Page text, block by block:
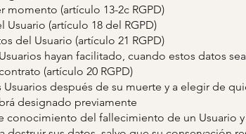
(artículo 13-2c RGPD)
(artículo 18 del RGPD)
del Usuario (artículo 21 RGPD)
hayan facilitado, cuando estos datos
(artículo 20 RGPD)
después de su muerte y a elegir de
designado previamente
conocimiento del fallecimiento de un Usuario